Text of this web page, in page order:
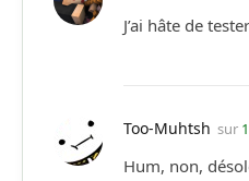
J’ai hâte de
Too-Muhtsh sur
Hum, non,